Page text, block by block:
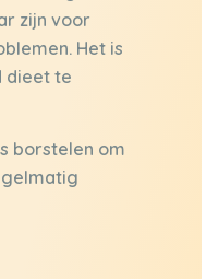
zijn voor
Het is
dieet te
borstelen om